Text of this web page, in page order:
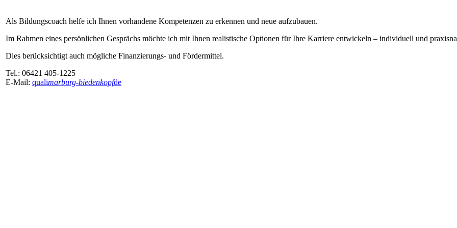
Als Bildungscoach helfe ich Ihnen vorhandene Kompetenzen zu erkennen und neue aufzubauen.
Im Rahmen eines persönlichen Gesprächs möchte ich mit Ihnen realistische Optionen für Ihre Karriere entwickeln – individuell und
Dies berücksichtigt auch mögliche Finanzierungs- und Fördermittel.
Tel.: 06421 405-1225
E-Mail: qualimarburg-biedenkopfde